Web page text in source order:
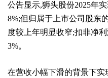
公告显示,狮头股份2025年
8%;但归属于上市公司股东
度较上年明显收窄;扣非净
3%。
在营收小幅下滑的背景下